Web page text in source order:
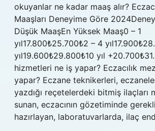
okuyanlar ne kadar maaş alır?
Maaşları Deneyime Göre
Düşük MaaşEn Yüksek Maaş0 – 1
yıl17.800₺25.700₺2 – 4
yıl19.600₺29.800₺10 yıl
hizmetleri ne iş yapar? Eczacılık
yapar? Eczane teknikerleri,
yazdığı reçetelerdeki bitmiş ilaçları
sunan, eczacının gözetiminde
hazırlayan, laboratuvarlarda, ilaç